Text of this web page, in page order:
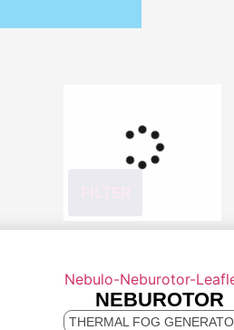
NEBUROTOR
THERMAL FOG